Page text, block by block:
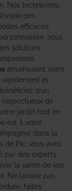
Nos techniciens
des
efficaces
nous
solutions
envahissent votre
rapidement et
d’un
respectueux de
jardin tout en
est à votre
dans la
de Pic, vous avez
par des experts
la santé de vos
Ne laissez pas
faites